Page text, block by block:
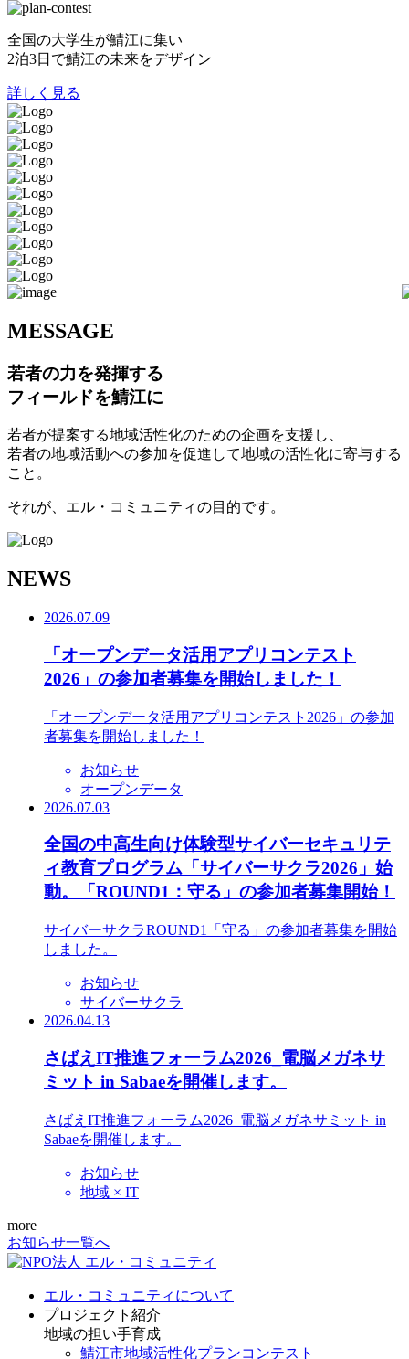
全国の大学生が鯖江に集い
2泊3日で鯖江の未来をデザイン
詳しく見る
MESSAGE
若者の力を発揮する
フィールドを鯖江に
若者が提案する地域活性化のための企画を支援し、
若者の地域活動への参加を促進して地域の活性化に寄与する
こと。
それが、エル・コミュニティの目的です。
NEWS
2026.07.09
「オープンデータ活用アプリコンテスト
2026」の参加者募集を開始しました！
「オープンデータ活用アプリコンテスト2026」の参加
者募集を開始しました！
お知らせ
オープンデータ
2026.07.03
全国の中高生向け体験型サイバーセキュリテ
ィ教育プログラム「サイバーサクラ2026」始
動。「ROUND1：守る」の参加者募集開始！
サイバーサクラROUND1「守る」の参加者募集を開始
しました。
お知らせ
サイバーサクラ
2026.04.13
さばえIT推進フォーラム2026_電脳メガネサ
ミット in Sabaeを開催します。
さばえIT推進フォーラム2026_電脳メガネサミット in
Sabaeを開催します。
お知らせ
地域 × IT
more
お知らせ一覧へ
エル・コミュニティについて
プロジェクト紹介
地域の担い手育成
鯖江市地域活性化プランコンテスト